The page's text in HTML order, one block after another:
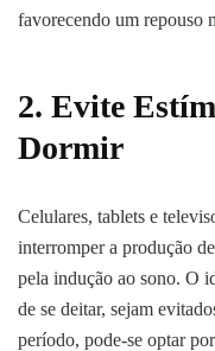
favorecendo um repouso
2. Evite
Dormir
Celulares, tablets e
interromper a produção
pela indução ao sono. O
de se deitar, sejam
período, pode-se optar